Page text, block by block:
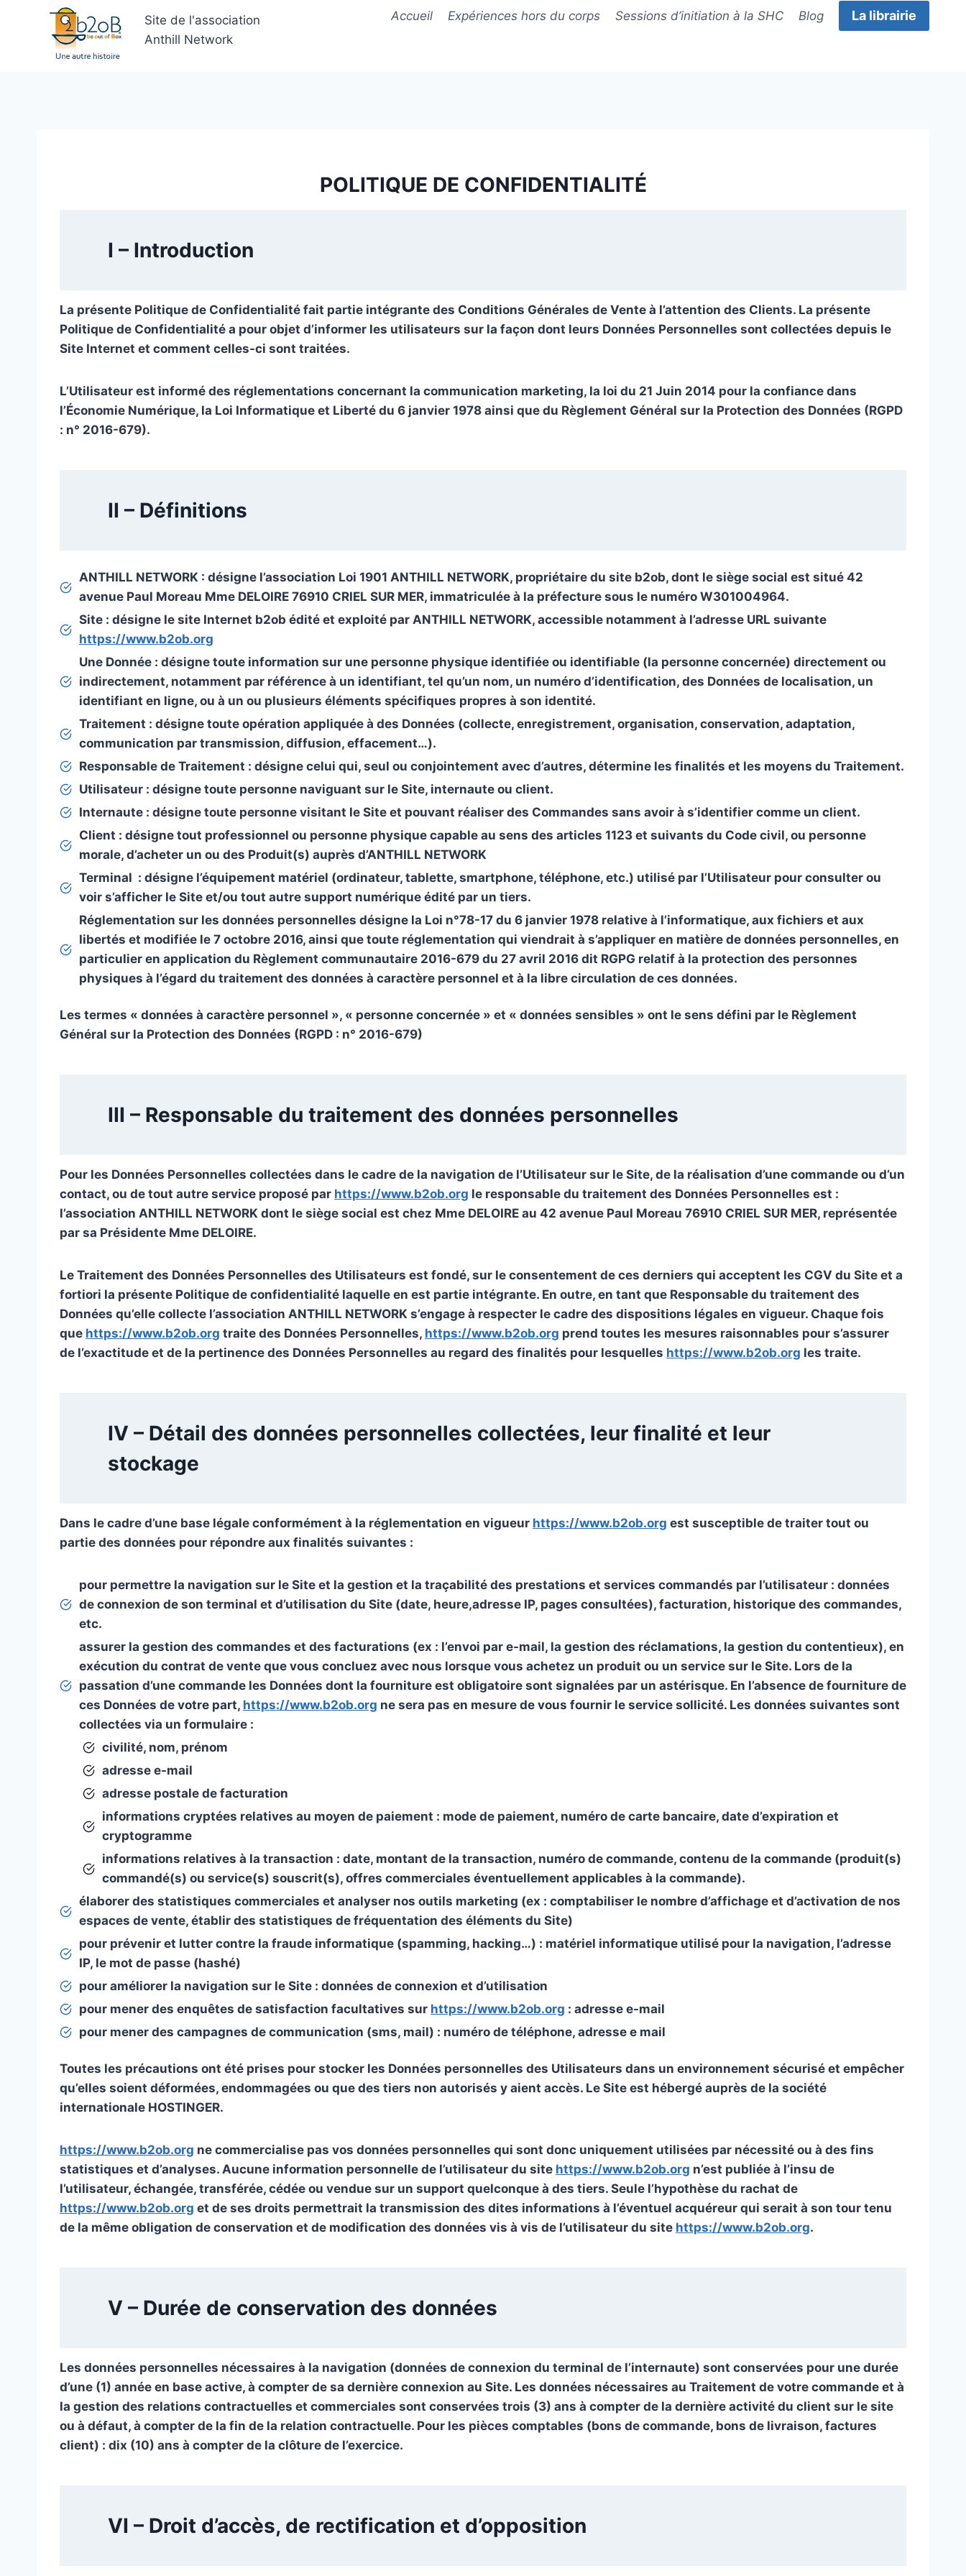
Site de l'association
Anthill Network
Accueil Expériences hors du corps Sessions d’initiation à la SHC Blog La librairie
POLITIQUE DE CONFIDENTIALITÉ
I – Introduction
La présente Politique de Confidentialité fait partie intégrante des Conditions Générales de Vente à l’attention des Clients. La présente
Politique de Confidentialité a pour objet d’informer les utilisateurs sur la façon dont leurs Données Personnelles sont collectées depuis le
Site Internet et comment celles-ci sont traitées.
L’Utilisateur est informé des réglementations concernant la communication marketing, la loi du 21 Juin 2014 pour la confiance dans
l’Économie Numérique, la Loi Informatique et Liberté du 6 janvier 1978 ainsi que du Règlement Général sur la Protection des Données (RGPD
: n° 2016-679).
II – Définitions
ANTHILL NETWORK : désigne l’association Loi 1901 ANTHILL NETWORK, propriétaire du site b2ob, dont le siège social est situé 42
avenue Paul Moreau Mme DELOIRE 76910 CRIEL SUR MER, immatriculée à la préfecture sous le numéro W301004964.
Site : désigne le site Internet b2ob édité et exploité par ANTHILL NETWORK, accessible notamment à l’adresse URL suivante
https://www.b2ob.org
Une Donnée : désigne toute information sur une personne physique identifiée ou identifiable (la personne concernée) directement ou
indirectement, notamment par référence à un identifiant, tel qu’un nom, un numéro d’identification, des Données de localisation, un
identifiant en ligne, ou à un ou plusieurs éléments spécifiques propres à son identité.
Traitement : désigne toute opération appliquée à des Données (collecte, enregistrement, organisation, conservation, adaptation,
communication par transmission, diffusion, effacement…).
Responsable de Traitement : désigne celui qui, seul ou conjointement avec d’autres, détermine les finalités et les moyens du Traitement.
Utilisateur : désigne toute personne naviguant sur le Site, internaute ou client.
Internaute : désigne toute personne visitant le Site et pouvant réaliser des Commandes sans avoir à s’identifier comme un client.
Client : désigne tout professionnel ou personne physique capable au sens des articles 1123 et suivants du Code civil, ou personne
morale, d’acheter un ou des Produit(s) auprès d’ANTHILL NETWORK
Terminal : désigne l’équipement matériel (ordinateur, tablette, smartphone, téléphone, etc.) utilisé par l’Utilisateur pour consulter ou
voir s’afficher le Site et/ou tout autre support numérique édité par un tiers.
Réglementation sur les données personnelles désigne la Loi n°78-17 du 6 janvier 1978 relative à l’informatique, aux fichiers et aux
libertés et modifiée le 7 octobre 2016, ainsi que toute réglementation qui viendrait à s’appliquer en matière de données personnelles, en
particulier en application du Règlement communautaire 2016-679 du 27 avril 2016 dit RGPG relatif à la protection des personnes
physiques à l’égard du traitement des données à caractère personnel et à la libre circulation de ces données.
Les termes « données à caractère personnel », « personne concernée » et « données sensibles » ont le sens défini par le Règlement
Général sur la Protection des Données (RGPD : n° 2016-679)
III – Responsable du traitement des données personnelles
Pour les Données Personnelles collectées dans le cadre de la navigation de l’Utilisateur sur le Site, de la réalisation d’une commande ou d’un
contact, ou de tout autre service proposé par https://www.b2ob.org le responsable du traitement des Données Personnelles est :
l’association ANTHILL NETWORK dont le siège social est chez Mme DELOIRE au 42 avenue Paul Moreau 76910 CRIEL SUR MER, représentée
par sa Présidente Mme DELOIRE.
Le Traitement des Données Personnelles des Utilisateurs est fondé, sur le consentement de ces derniers qui acceptent les CGV du Site et a
fortiori la présente Politique de confidentialité laquelle en est partie intégrante. En outre, en tant que Responsable du traitement des
Données qu’elle collecte l’association ANTHILL NETWORK s’engage à respecter le cadre des dispositions légales en vigueur. Chaque fois
que https://www.b2ob.org traite des Données Personnelles, https://www.b2ob.org prend toutes les mesures raisonnables pour s’assurer
de l’exactitude et de la pertinence des Données Personnelles au regard des finalités pour lesquelles https://www.b2ob.org les traite.
IV – Détail des données personnelles collectées, leur finalité et leur
stockage
Dans le cadre d’une base légale conformément à la réglementation en vigueur https://www.b2ob.org est susceptible de traiter tout ou
partie des données pour répondre aux finalités suivantes :
pour permettre la navigation sur le Site et la gestion et la traçabilité des prestations et services commandés par l’utilisateur : données
de connexion de son terminal et d’utilisation du Site (date, heure,adresse IP, pages consultées), facturation, historique des commandes,
etc.
assurer la gestion des commandes et des facturations (ex : l’envoi par e-mail, la gestion des réclamations, la gestion du contentieux), en
exécution du contrat de vente que vous concluez avec nous lorsque vous achetez un produit ou un service sur le Site. Lors de la
passation d’une commande les Données dont la fourniture est obligatoire sont signalées par un astérisque. En l’absence de fourniture de
ces Données de votre part, https://www.b2ob.org ne sera pas en mesure de vous fournir le service sollicité. Les données suivantes sont
collectées via un formulaire :
civilité, nom, prénom
adresse e-mail
adresse postale de facturation
informations cryptées relatives au moyen de paiement : mode de paiement, numéro de carte bancaire, date d’expiration et
cryptogramme
informations relatives à la transaction : date, montant de la transaction, numéro de commande, contenu de la commande (produit(s)
commandé(s) ou service(s) souscrit(s), offres commerciales éventuellement applicables à la commande).
élaborer des statistiques commerciales et analyser nos outils marketing (ex : comptabiliser le nombre d’affichage et d’activation de nos
espaces de vente, établir des statistiques de fréquentation des éléments du Site)
pour prévenir et lutter contre la fraude informatique (spamming, hacking…) : matériel informatique utilisé pour la navigation, l’adresse
IP, le mot de passe (hashé)
pour améliorer la navigation sur le Site : données de connexion et d’utilisation
pour mener des enquêtes de satisfaction facultatives sur https://www.b2ob.org : adresse e-mail
pour mener des campagnes de communication (sms, mail) : numéro de téléphone, adresse e mail
Toutes les précautions ont été prises pour stocker les Données personnelles des Utilisateurs dans un environnement sécurisé et empêcher
qu’elles soient déformées, endommagées ou que des tiers non autorisés y aient accès. Le Site est hébergé auprès de la société
internationale HOSTINGER.
https://www.b2ob.org ne commercialise pas vos données personnelles qui sont donc uniquement utilisées par nécessité ou à des fins
statistiques et d’analyses. Aucune information personnelle de l’utilisateur du site https://www.b2ob.org n’est publiée à l’insu de
l’utilisateur, échangée, transférée, cédée ou vendue sur un support quelconque à des tiers. Seule l’hypothèse du rachat de
https://www.b2ob.org et de ses droits permettrait la transmission des dites informations à l’éventuel acquéreur qui serait à son tour tenu
de la même obligation de conservation et de modification des données vis à vis de l’utilisateur du site https://www.b2ob.org.
V – Durée de conservation des données
Les données personnelles nécessaires à la navigation (données de connexion du terminal de l’internaute) sont conservées pour une durée
d’une (1) année en base active, à compter de sa dernière connexion au Site. Les données nécessaires au Traitement de votre commande et à
la gestion des relations contractuelles et commerciales sont conservées trois (3) ans à compter de la dernière activité du client sur le site
ou à défaut, à compter de la fin de la relation contractuelle. Pour les pièces comptables (bons de commande, bons de livraison, factures
client) : dix (10) ans à compter de la clôture de l’exercice.
VI – Droit d’accès, de rectification et d’opposition